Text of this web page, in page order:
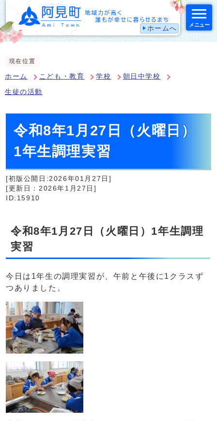
ホームへ メニュー
現在位置
ホーム こども・教育 学校 朝日中学校
生徒の活動
令和8年1月27日（火曜日）
1年生調理実習
[初版公開日:2026年01月27日]
[更新日：2026年1月27日]
ID:15910
令和8年1月27日（火曜日）1年生調理
実習
今日は1年生の調理実習が、午前と午後に1クラスず
つありました。